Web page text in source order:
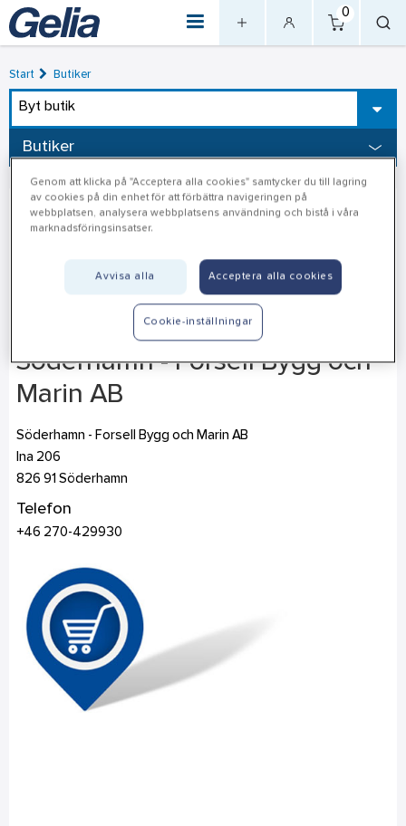
0
Start Butiker
Byt butik
Butiker
Söderhamn - Forsell Bygg och
Marin AB
Söderhamn - Forsell Bygg och Marin AB
Ina 206
826 91 Söderhamn
Telefon
+46 270-429930
Genom att klicka på "Acceptera alla cookies" samtycker du till lagring
av cookies på din enhet för att förbättra navigeringen på
webbplatsen, analysera webbplatsens användning och bistå i våra
marknadsföringsinsatser.
Avvisa alla Acceptera alla cookies
Cookie-inställningar